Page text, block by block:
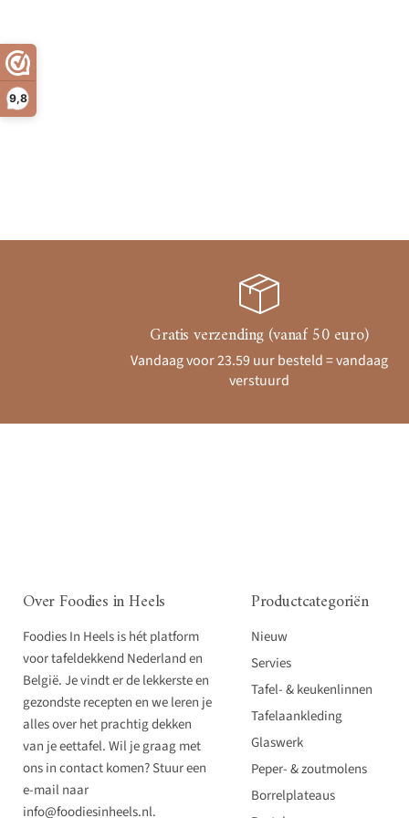
9,8
Gratis verzending (vanaf 50 euro)
Vandaag voor 23.59 uur besteld = vandaag
verstuurd
Over Foodies in Heels
Foodies In Heels is hét platform
voor tafeldekkend Nederland en
België. Je vindt er de lekkerste en
gezondste recepten en we leren je
alles over het prachtig dekken
van je eettafel. Wil je graag met
ons in contact komen? Stuur een
e-mail naar
info@foodiesinheels.nl.
Productcategoriën
Nieuw
Servies
Tafel- & keukenlinnen
Tafelaankleding
Glaswerk
Peper- & zoutmolens
Borrelplateaus